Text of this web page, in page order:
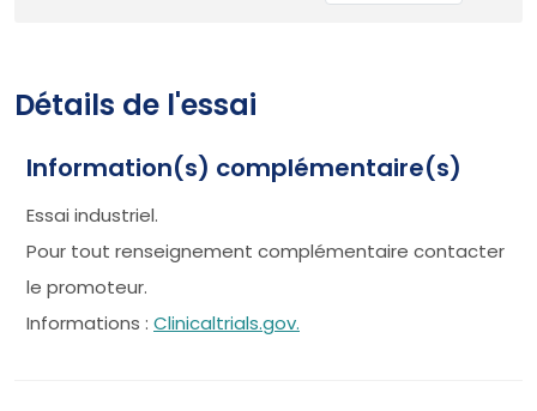
Détails de l'essai
Information(s) complémentaire(s)
Essai industriel.
Pour tout renseignement complémentaire contacter
le promoteur.
Informations : Clinicaltrials.gov.